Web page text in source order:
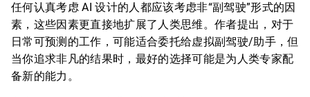
任何认真考虑 AI 设计的人都应该考虑非“副驾驶”形式的因
素，这些因素更直接地扩展了人类思维。作者提出，对于
日常可预测的工作，可能适合委托给虚拟副驾驶/助手，但
当你追求非凡的结果时，最好的选择可能是为人类专家配
备新的能力。